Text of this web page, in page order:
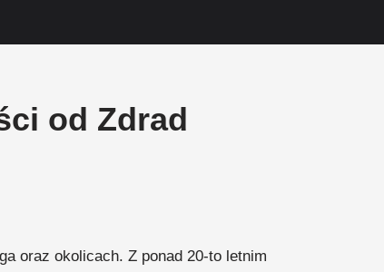
od Zdrad
oraz okolicach. Z ponad 20-to letnim